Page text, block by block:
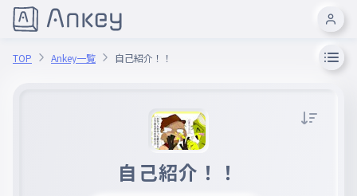
TOP Ankey一覧 自己紹介！！
自己紹介！！